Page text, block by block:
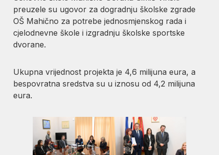
preuzele su ugovor za dogradnju školske zgrade
OŠ Mahično za potrebe jednosmjenskog rada i
cjelodnevne škole i izgradnju školske sportske
dvorane.
Ukupna vrijednost projekta je 4,6 milijuna eura, a
bespovratna sredstva su u iznosu od 4,2 milijuna
eura.